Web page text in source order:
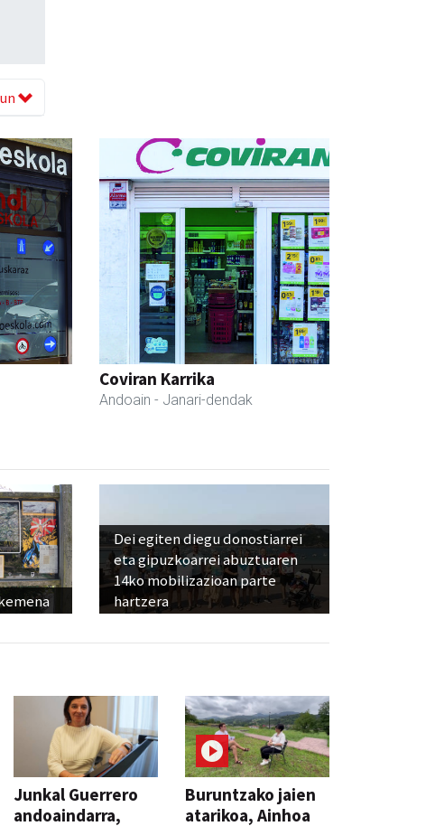
Coviran Karrika
Andoain - Janari-dendak
Dei egiten diegu donostiarrei
eta gipuzkoarrei abuztuaren
14ko mobilizazioan parte
hartzera
Junkal Guerrero
andoaindarra,
Buruntzako jaien
atarikoa, Ainhoa